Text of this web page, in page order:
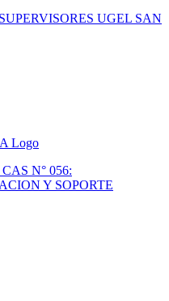
UGEL SAN
N° 056:
Y SOPORTE